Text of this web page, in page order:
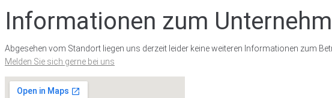
Informationen zum
Abgesehen vom Standort liegen uns derzeit leider keine weiteren Informationen zum
Melden Sie sich gerne bei uns